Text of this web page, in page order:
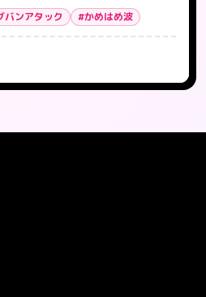
バンアタック #かめはめ波